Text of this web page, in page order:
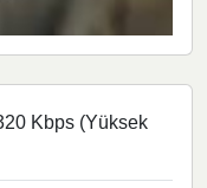
Kbps (Yüksek